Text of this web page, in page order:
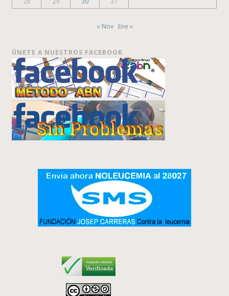
« Nov Ene »
ÚNETE A NUESTROS FACEBOOK